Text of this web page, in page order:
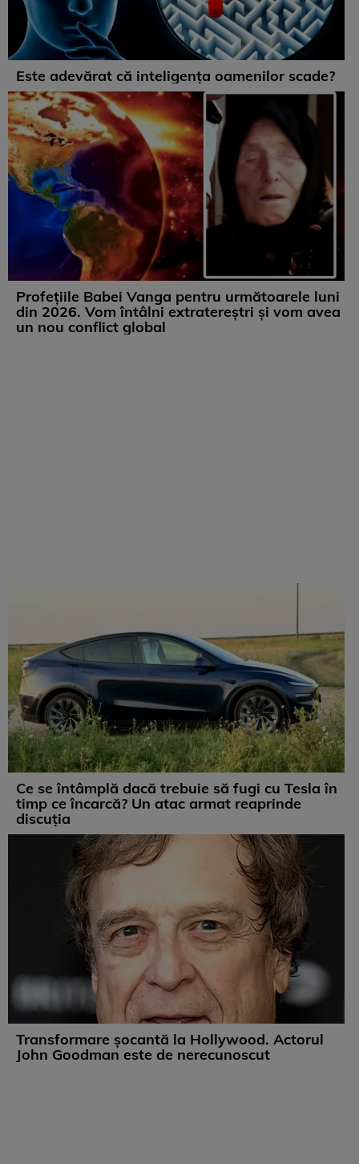
Este adevărat că inteligența oamenilor scade?
Profețiile Babei Vanga pentru următoarele luni
din 2026. Vom întâlni extratereștri și vom avea
un nou conflict global
Ce se întâmplă dacă trebuie să fugi cu Tesla în
timp ce încarcă? Un atac armat reaprinde
discuția
Transformare șocantă la Hollywood. Actorul
John Goodman este de nerecunoscut